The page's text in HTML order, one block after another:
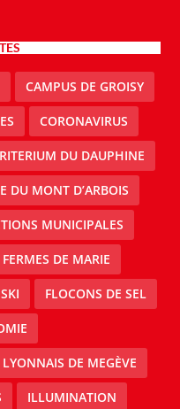
CAMPUS DE GROISY
CORONAVIRUS
DU DAUPHINE
DU MONT D’ARBOIS
MUNICIPALES
FERMES DE MARIE
FLOCONS DE SEL
DE MEGÈVE
ILLUMINATION